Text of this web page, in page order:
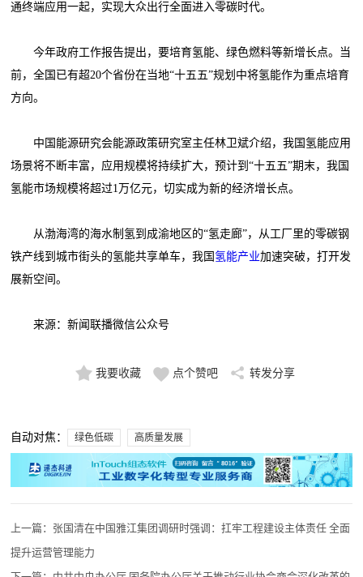
通终端应用一起，实现大众出行全面进入零碳时代。
今年政府工作报告提出，要培育氢能、绿色燃料等新增长点。当
前，全国已有超20个省份在当地“十五五”规划中将氢能作为重点培育
方向。
中国能源研究会能源政策研究室主任林卫斌介绍，我国氢能应用
场景将不断丰富，应用规模将持续扩大，预计到“十五五”期末，我国
氢能市场规模将超过1万亿元，切实成为新的经济增长点。
从渤海湾的海水制氢到成渝地区的“氢走廊”，从工厂里的零碳钢
铁产线到城市街头的氢能共享单车，我国 氢能产业加速突破，打开发
展新空间。
来源：新闻联播微信公众号
我要收藏 点个赞吧 转发分享
自动对焦： 绿色低碳 高质量发展
上一篇： 张国清在中国雅江集团调研时强调：扛牢工程建设主体责任 全面
提升运营管理能力